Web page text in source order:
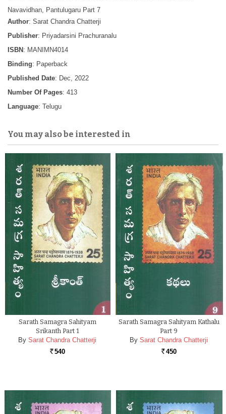
Navavidhan, Pantulugaru Part 7
Author: Sarat Chandra Chatterji
Publisher: Priyadarsini Prachuranalu
ISBN : MANIMN4014
Binding: Paperback
Published Date: Dec, 2022
Number Of Pages: 413
Language: Telugu
You may also be interested in
Sarath Samagra Sahityam
Srikanth Part 1
By Sarat Chandra Chatterji
Rs. 540
Sarath Samagra Sahityam Kathalu
Part 9
By Sarat Chandra Chatterji
Rs. 450